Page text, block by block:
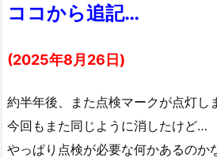
ココから追記…
(2025年8月26日)
約半年後、また点検マークが点灯し
今回もまた同じように消したけど…
やっぱり点検が必要な何かあるのか